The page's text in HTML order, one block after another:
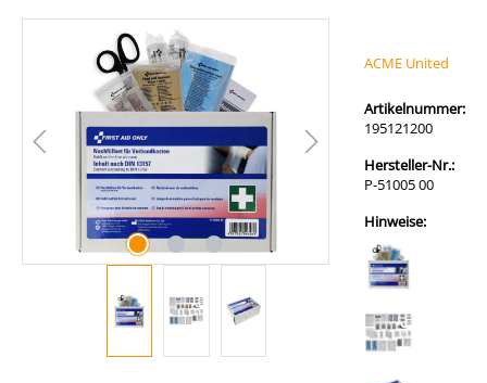
Bildergalerie überspringen
ACME United
Artikelnummer:
195121200
Hersteller-Nr.:
P-51005 00
Hinweise: